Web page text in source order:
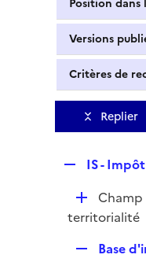
Position dans
Versions
Critères de
Replier
p
l
IS -
D
é
territorialité
Base